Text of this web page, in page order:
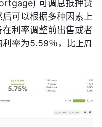
可调息抵押贷
可以根据多种因素上
利率调整前出售或者
利率为5.59％，比 上周